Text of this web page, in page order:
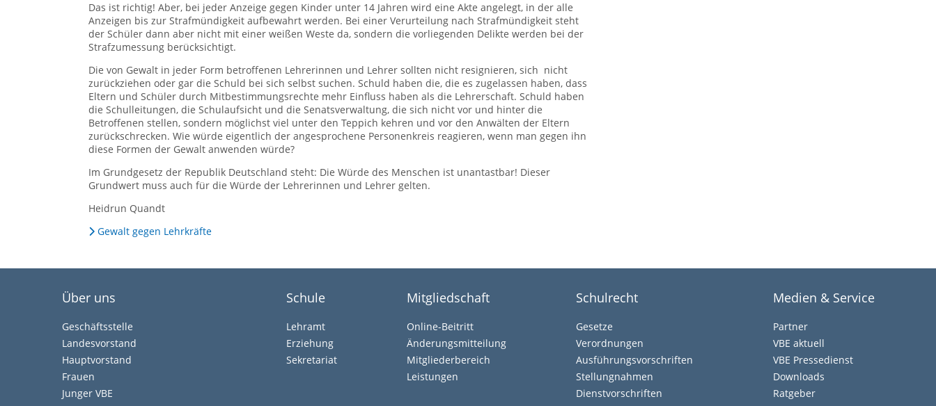
Das ist richtig! Aber, bei jeder Anzeige gegen Kinder unter 14 Jahren wird eine Akte angelegt, in der alle
Anzeigen bis zur Strafmündigkeit aufbewahrt werden. Bei einer Verurteilung nach Strafmündigkeit steht
der Schüler dann aber nicht mit einer weißen Weste da, sondern die vorliegenden Delikte werden bei der
Strafzumessung berücksichtigt.
Die von Gewalt in jeder Form betroffenen Lehrerinnen und Lehrer sollten nicht resignieren, sich nicht
zurückziehen oder gar die Schuld bei sich selbst suchen. Schuld haben die, die es zugelassen haben, dass
Eltern und Schüler durch Mitbestimmungsrechte mehr Einfluss haben als die Lehrerschaft. Schuld haben
die Schulleitungen, die Schulaufsicht und die Senatsverwaltung, die sich nicht vor und hinter die
Betroffenen stellen, sondern möglichst viel unter den Teppich kehren und vor den Anwälten der Eltern
zurückschrecken. Wie würde eigentlich der angesprochene Personenkreis reagieren, wenn man gegen ihn
diese Formen der Gewalt anwenden würde?
Im Grundgesetz der Republik Deutschland steht: Die Würde des Menschen ist unantastbar! Dieser
Grundwert muss auch für die Würde der Lehrerinnen und Lehrer gelten.
Heidrun Quandt
Gewalt gegen Lehrkräfte
Über uns
Geschäftsstelle
Landesvorstand
Hauptvorstand
Frauen
Junger VBE
Schule
Lehramt
Erziehung
Sekretariat
Mitgliedschaft
Online-Beitritt
Änderungsmitteilung
Mitgliederbereich
Leistungen
Schulrecht
Gesetze
Verordnungen
Ausführungsvorschriften
Stellungnahmen
Dienstvorschriften
Medien & Service
Partner
VBE aktuell
VBE Pressedienst
Downloads
Ratgeber